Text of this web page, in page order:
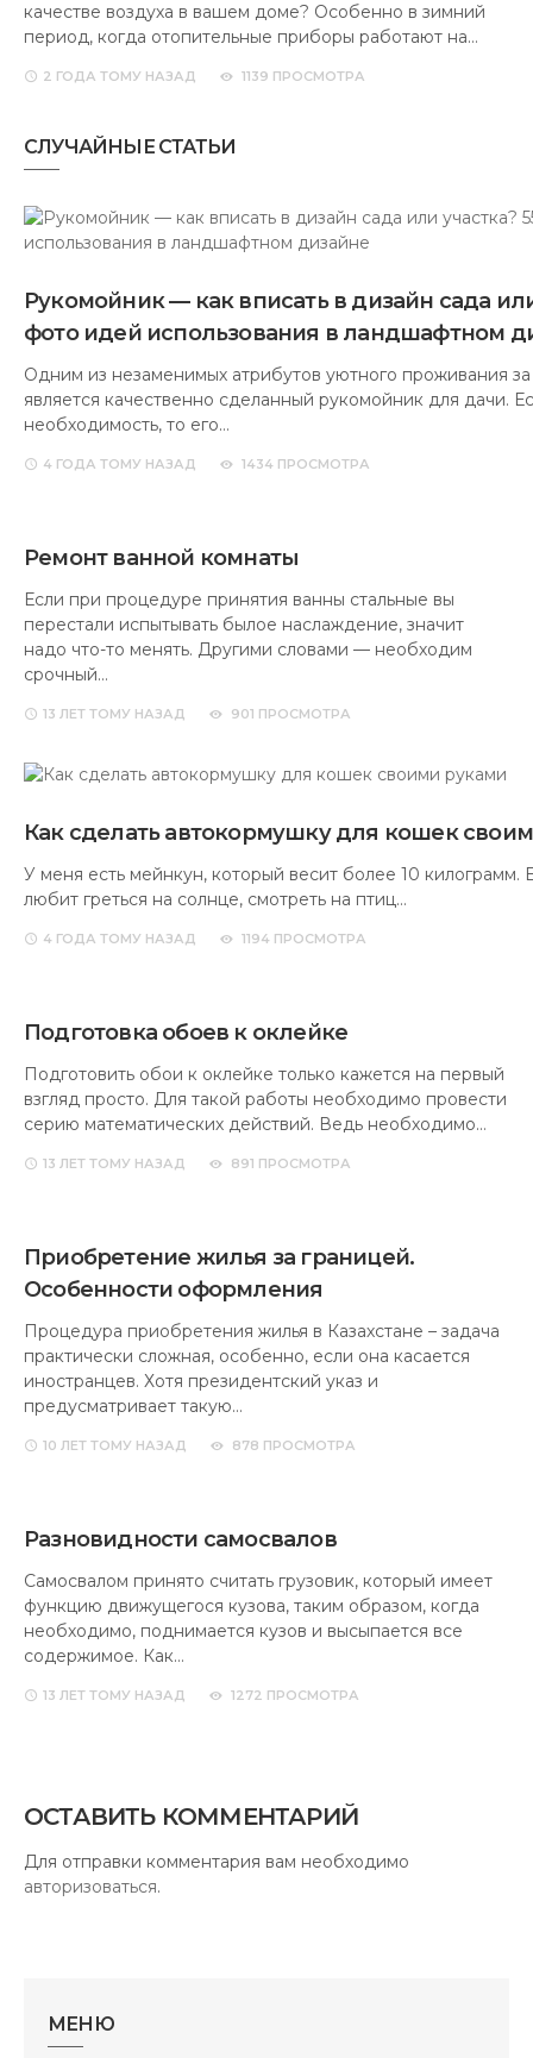
качестве воздуха в вашем доме? Особенно в зимний
период, когда отопительные приборы работают на…
2 ГОДА ТОМУ НАЗАД 1139 ПРОСМОТРА
СЛУЧАЙНЫЕ СТАТЬИ
Рукомойник — как вписать в дизайн сада
фото идей использования в ландшафтном
Одним из незаменимых атрибутов уютного проживания
является качественно сделанный рукомойник для дачи.
необходимость, то его…
4 ГОДА ТОМУ НАЗАД 1434 ПРОСМОТРА
Ремонт ванной комнаты
Если при процедуре принятия ванны стальные вы
перестали испытывать былое наслаждение, значит
надо что-то менять. Другими словами — необходим
срочный…
13 ЛЕТ ТОМУ НАЗАД 901 ПРОСМОТРА
Как сделать автокормушку для кошек
У меня есть мейнкун, который весит более 10 килограмм.
любит греться на солнце, смотреть на птиц…
4 ГОДА ТОМУ НАЗАД 1194 ПРОСМОТРА
Подготовка обоев к оклейке
Подготовить обои к оклейке только кажется на первый
взгляд просто. Для такой работы необходимо провести
серию математических действий. Ведь необходимо…
13 ЛЕТ ТОМУ НАЗАД 891 ПРОСМОТРА
Приобретение жилья за границей.
Особенности оформления
Процедура приобретения жилья в Казахстане – задача
практически сложная, особенно, если она касается
иностранцев. Хотя президентский указ и
предусматривает такую…
10 ЛЕТ ТОМУ НАЗАД 878 ПРОСМОТРА
Разновидности самосвалов
Самосвалом принято считать грузовик, который имеет
функцию движущегося кузова, таким образом, когда
необходимо, поднимается кузов и высыпается все
содержимое. Как…
13 ЛЕТ ТОМУ НАЗАД 1272 ПРОСМОТРА
ОСТАВИТЬ КОММЕНТАРИЙ
Для отправки комментария вам необходимо
авторизоваться.
МЕНЮ